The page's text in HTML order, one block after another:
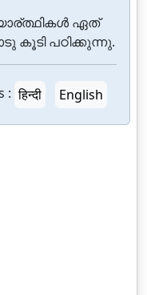
ഏത്
കൂടി പഠിക്കുന്നു.
: हिन्दी English